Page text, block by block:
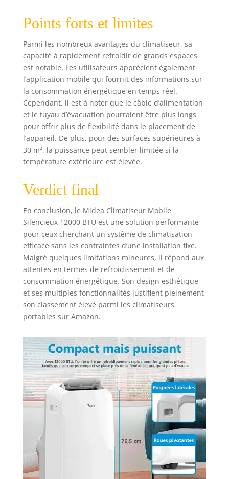
CLIMATISEURS
système de double
filtration du
climatiseur
portable permet
d'éliminer les
bactéries, les virus,
les allergènes, la
poussière et les
odeurs, rendant la
brise soufflante
plus fraîche et plus
propre pour
SATISFACTION
GARANTIE - Nous
disposons d'un
service technique
ininterrompu pour
votre mini frigo
avec 170 points
d'assistance
technique client
répartis dans toute
Portugal. Pour ce
petit frigo de
chambre, nous
offrons une
garantie de 2 ans,
un service et des
pièces de
rechange, par
l'intermédiaire du
vendeur.
Points forts et limites
Parmi les nombreux avantages du climatiseur, sa
capacité à rapidement refroidir de grands espaces
est notable. Les utilisateurs apprécient également
l’application mobile qui fournit des informations sur
la consommation énergétique en temps réel.
Cependant, il est à noter que le câble d’alimentation
et le tuyau d’évacuation pourraient être plus longs
pour offrir plus de flexibilité dans le placement de
l’appareil. De plus, pour des surfaces supérieures à
30 m², la puissance peut sembler limitée si la
température extérieure est élevée.
Verdict final
En conclusion, le Midea Climatiseur Mobile
Silencieux 12000 BTU est une solution performante
pour ceux cherchant un système de climatisation
efficace sans les contraintes d’une installation fixe.
Malgré quelques limitations mineures, il répond aux
attentes en termes de refroidissement et de
consommation énergétique. Son design esthétique
et ses multiples fonctionnalités justifient pleinement
son classement élevé parmi les climatiseurs
portables sur Amazon.